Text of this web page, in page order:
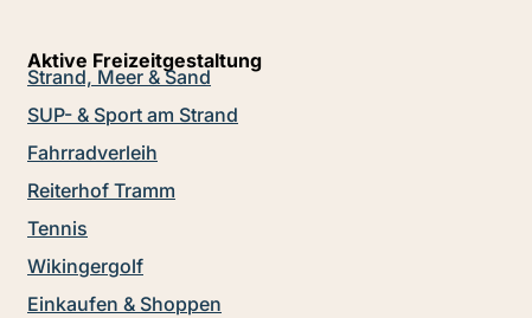
Aktive Freizeitgestaltung
Strand, Meer & Sand
SUP- & Sport am Strand
Fahrradverleih
Reiterhof Tramm
Tennis
Wikingergolf
Einkaufen & Shoppen